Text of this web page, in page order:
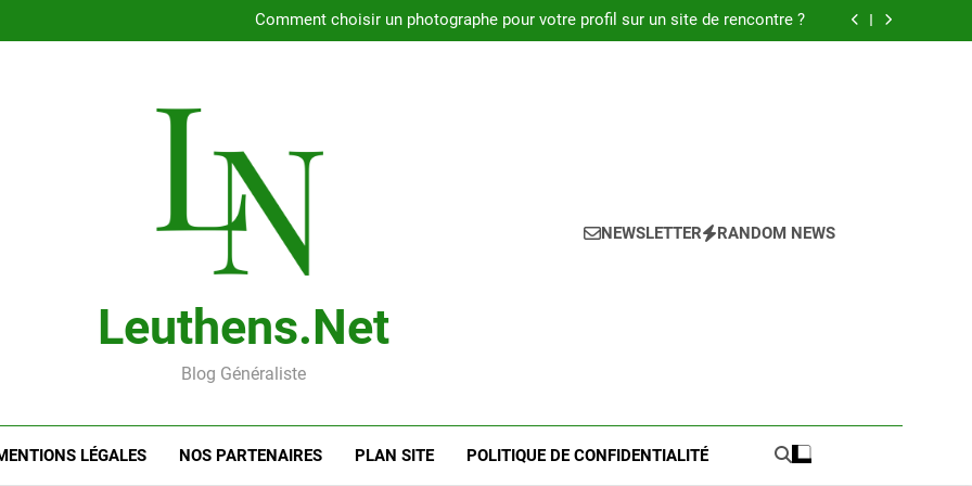
Comment choisir un photographe pour votre profil sur un site de rencontre ?
Guide pratique pour l’achat de LMNP d’occasion
Leuthens.net
Blog Généraliste
NEWSLETTER RANDOM NEWS
LÉGALES NOS PARTENAIRES PLAN SITE POLITIQUE DE CONFIDENTIALITÉ